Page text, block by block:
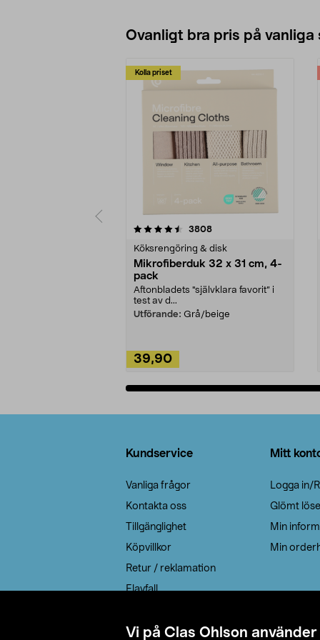
Vi på Clas Ohlson
Ovanligt bra pris på vanliga
Kolla priset
3808recensioner
Köksrengöring & disk
Mikrofiberduk 32 x 31 cm, 4-
pack
Aftonbladets "självklara favorit” i
test av d...
Utförande: Grå/beige
39,90
4.0av 5 stjärnor
Kundservice
Vanliga frågor
Kontakta oss
Tillgänglighet
Köpvillkor
Retur / reklamation
Elavfall
Leveransalternativ
Mitt
Logga in/
Glömt
Min
Min